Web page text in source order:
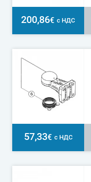
200,86€ с НДС
57,33€ с НДС